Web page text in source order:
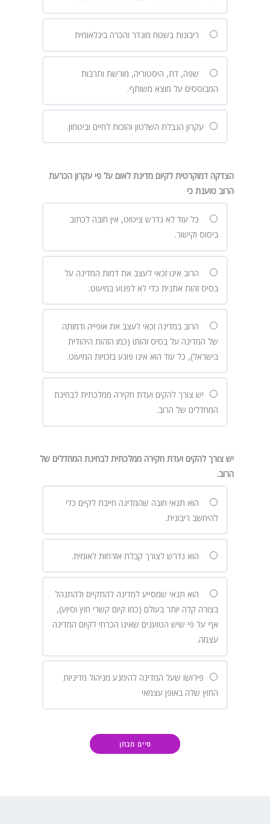
ריבונות בשטח מוגדר והכרה בינלאומית
שפה, דת, היסטוריה, מורשת ותרבות
המבוססים על מוצא משותף.
עקרון הגבלת השלטון והזכות לחיים וביטחון.
הצדקה דמוקרטית לקיום מדינת לאום על פי עקרון הכרעת
הרוב טוענת כי
כל עוד לא נדרש ציטוט, אין חובה לכתוב
ביסוס וקישור.
הרוב אינו זכאי לעצב את דמות המדינה על
בסיס זהות אתנית כדי לא לפגוע במיעוט.
הרוב במדינה זכאי לעצב את אופייה ודמותה
של המדינה על בסיס זהותו (כמו הזהות היהודית
בישראל), כל עוד הוא אינו פוגע בזכויות המיעוט.
יש צורך להקים ועדת חקירה ממלכתית לבחינת
המחדלים של הרוב.
יש צורך להקים ועדת חקירה ממלכתית לבחינת המחדלים של
הרוב.
הוא תנאי חובה שהמדינה חייבת לקיים כדי
להיחשב ריבונית.
הוא נדרש לצורך קבלת אזרחות לאומית.
הוא תנאי שמסייע למדינה להתקיים ולהתנהל
בצורה קלה יותר בעולם (כמו קיום קשרי חוץ וסיוע),
אף על פי שיש הטוענים שאינו הכרחי לקיום המדינה
עצמה.
פירושו שעל המדינה להימנע מניהול מדיניות
החוץ שלה באופן עצמאי